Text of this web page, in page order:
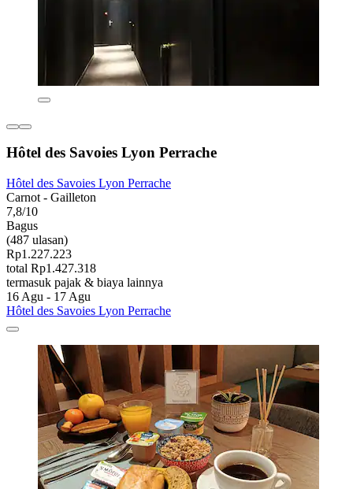
Hôtel des Savoies Lyon Perrache
Hôtel des Savoies Lyon Perrache
Carnot - Gailleton
7,8/10
Bagus
(487 ulasan)
Rp1.227.223
total Rp1.427.318
termasuk pajak & biaya lainnya
16 Agu - 17 Agu
Hôtel des Savoies Lyon Perrache